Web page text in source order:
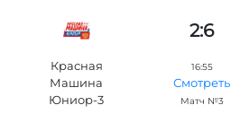
2:6
Красная
Машина
Юниор-3
16:55
Смотреть
Матч №3